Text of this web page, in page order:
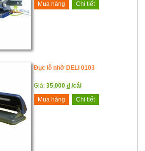
Mua hàng
Chi tiết
Đục lỗ nhỡ DELI 0103
Giá: 35,000 đ /cái
Mua hàng
Chi tiết